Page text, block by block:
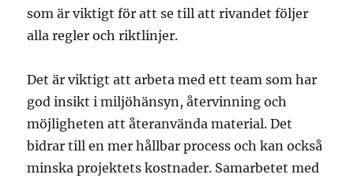
som är viktigt för att se till att rivandet följer
alla regler och riktlinjer.
Det är viktigt att arbeta med ett team som har
god insikt i miljöhänsyn, återvinning och
möjligheten att återanvända material. Det
bidrar till en mer hållbar process och kan också
minska projektets kostnader. Samarbetet med